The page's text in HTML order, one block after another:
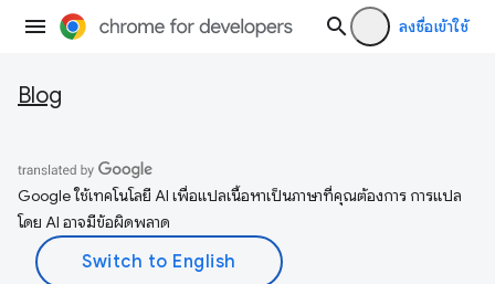
ลงชื่อเข้าใช้
Blog
Google ใช้เทคโนโลยี AI เพื่อแปลเนื้อหาเป็นภาษาที่คุณต้องการ การแปล
โดย AI อาจมีข้อผิดพลาด